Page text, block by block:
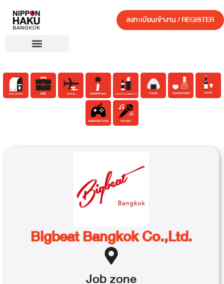
ลงทะเบียนเข้างาน / REGISTER
Bigbeat Bangkok Co.,Ltd.
Jobzone